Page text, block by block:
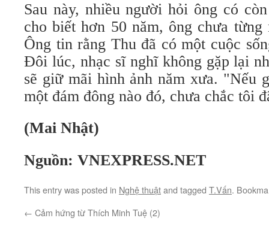
Sau này, nhiều người hỏi ông có
cho biết hơn 50 năm, ông chưa
Ông tin rằng Thu đã có một cuộc
Đôi lúc, nhạc sĩ nghĩ không gặp lại
sẽ giữ mãi hình ảnh năm xưa. "Nếu
một đám đông nào đó, chưa chắc tôi
(Mai Nhật)
Nguồn: VNEXPRESS.NET
This entry was posted in Nghệ thuậtand tagged T.Vấn.
← Cảm hứng từ Thích Minh Tuệ (2)